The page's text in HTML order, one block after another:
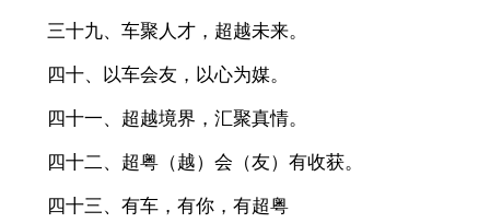
三十九、车聚人才，超越未来。
四十、以车会友，以心为媒。
四十一、超越境界，汇聚真情。
四十二、超粤（越）会（友）有收获。
四十三、有车，有你，有超粤